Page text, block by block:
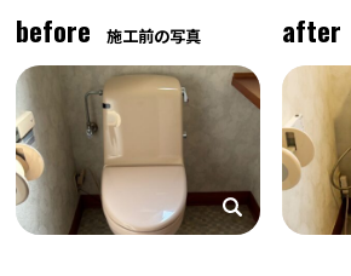
before 施工前の写真 after